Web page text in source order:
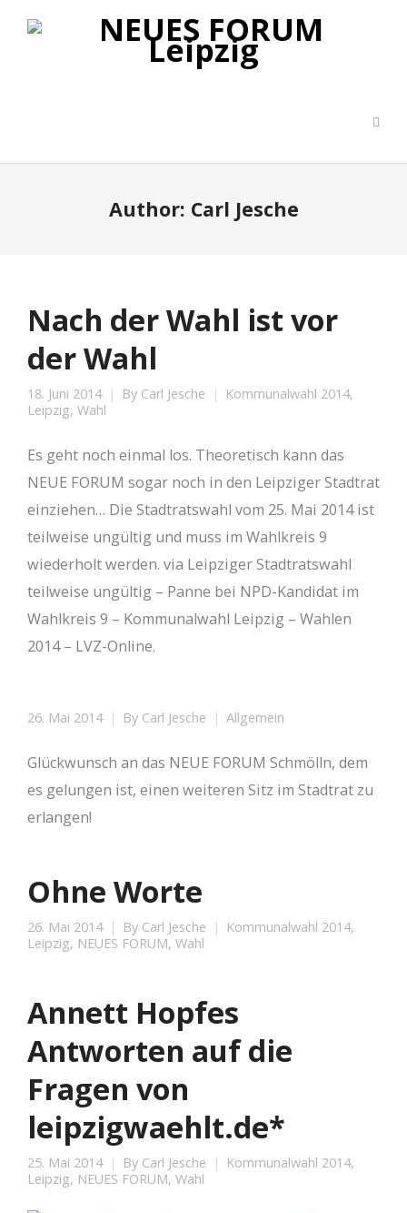
Author: Carl Jesche
Nach der Wahl ist vor
der Wahl
18. Juni 2014 By Carl Jesche Kommunalwahl 2014,
Leipzig, Wahl
Es geht noch einmal los. Theoretisch kann das
NEUE FORUM sogar noch in den Leipziger Stadtrat
einziehen… Die Stadtratswahl vom 25. Mai 2014 ist
teilweise ungültig und muss im Wahlkreis 9
wiederholt werden. via Leipziger Stadtratswahl
teilweise ungültig – Panne bei NPD-Kandidat im
Wahlkreis 9 – Kommunalwahl Leipzig – Wahlen
2014 – LVZ-Online.
26. Mai 2014 By Carl Jesche Allgemein
Glückwunsch an das NEUE FORUM Schmölln, dem
es gelungen ist, einen weiteren Sitz im Stadtrat zu
erlangen!
Ohne Worte
26. Mai 2014 By Carl Jesche Kommunalwahl 2014,
Leipzig, NEUES FORUM, Wahl
Annett Hopfes
Antworten auf die
Fragen von
leipzigwaehlt.de*
25. Mai 2014 By Carl Jesche Kommunalwahl 2014,
Leipzig, NEUES FORUM, Wahl